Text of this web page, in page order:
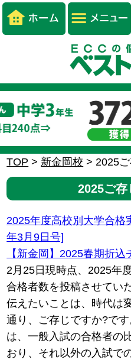
TOP > 新金岡校 >2025
2025ご
2025年度高校別大学合
年3月9日号]
【新金岡】2025春期折込
2月25日現時点、2025年
合格者数を投稿させてい
伝えたいことは、時代は
通り、ご存じですか?で
は、一般入試の合格者の
おり、それ以外の入試で